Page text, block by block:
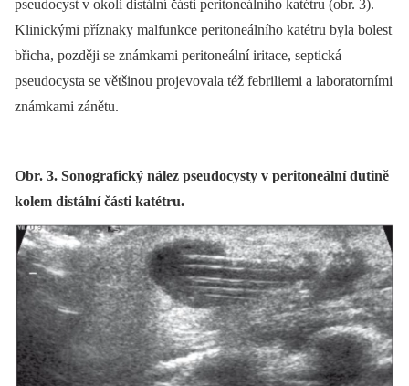
pseudocyst v okolí distální části peritoneálního katétru (obr. 3).
Klinickými příznaky malfunkce peritoneálního katétru byla bolest
břicha, později se známkami peritoneální iritace, septická
pseudocysta se většinou projevovala též febriliemi a laboratorními
známkami zánětu.
Obr. 3. Sonografický nález pseudocysty v peritoneální dutině
kolem distální části katétru.